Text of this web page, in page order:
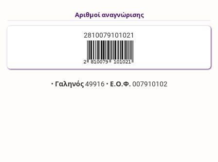
Αριθμοί αναγνώρισης
2810079101021
• Γαληνός49916 • Ε.Ο.Φ. 007910102